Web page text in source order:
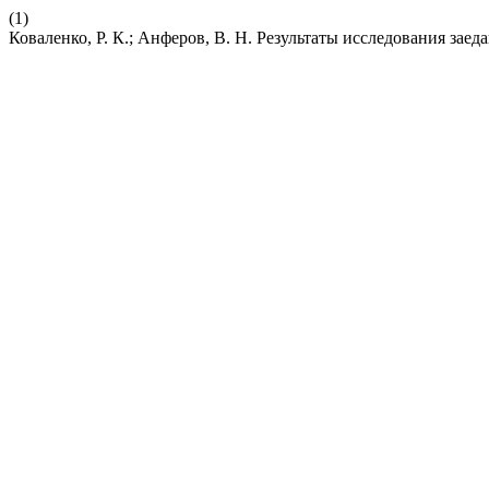
(1)
Коваленко, Р. К.; Анферов, В. Н. Результаты исследования